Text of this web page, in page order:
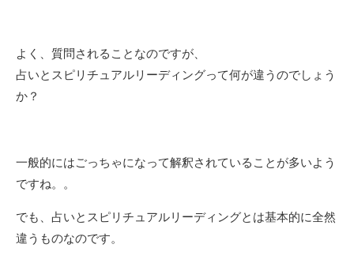
よく、質問されることなのですが、
占いとスピリチュアルリーディングって何が違うのでしょう
か？
一般的にはごっちゃになって解釈されていることが多いよう
ですね。。
でも、占いとスピリチュアルリーディングとは基本的に全然
違うものなのです。